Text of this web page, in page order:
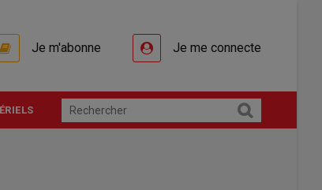
Je m'abonne Je me connecte